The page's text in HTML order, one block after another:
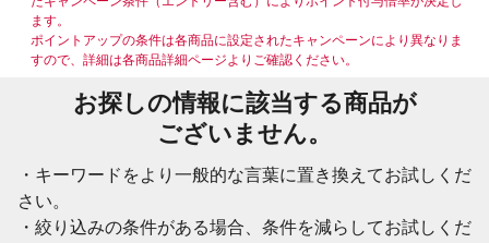
ます。
ポイントアップの条件は各商品に設定されたキャンペーンにより異なりま
すので、詳細は各商品詳細ページよりご確認ください。
お探しの情報に該当する商品が
ございません。
・キーワードをより一般的な言葉に置き換えてお試しくだ
さい。
・絞り込みの条件がある場合、条件を減らしてお試しくだ